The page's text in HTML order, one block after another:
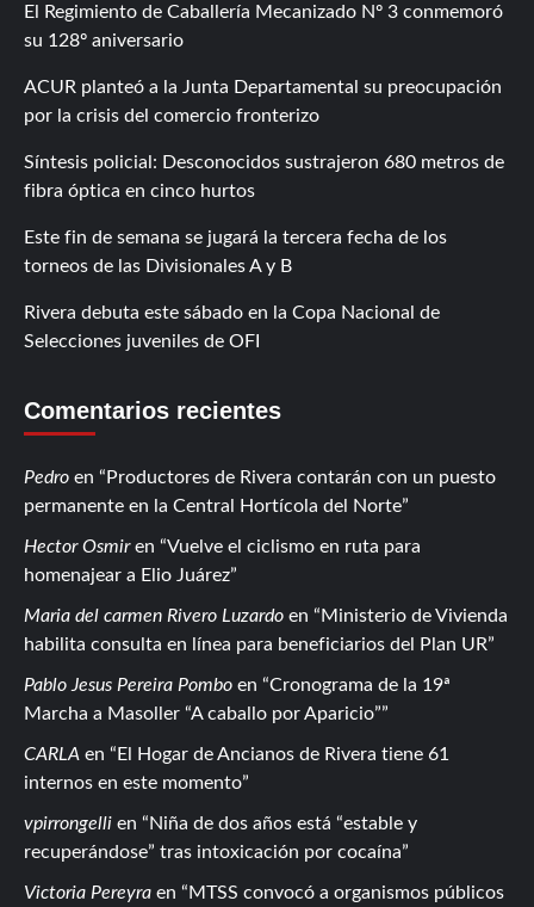
El Regimiento de Caballería Mecanizado Nº 3 conmemoró
su 128º aniversario
ACUR planteó a la Junta Departamental su preocupación
por la crisis del comercio fronterizo
Síntesis policial: Desconocidos sustrajeron 680 metros de
fibra óptica en cinco hurtos
Este fin de semana se jugará la tercera fecha de los
torneos de las Divisionales A y B
Rivera debuta este sábado en la Copa Nacional de
Selecciones juveniles de OFI
Comentarios recientes
Pedro en
Productores de Rivera contarán con un puesto
permanente en la Central Hortícola del Norte
Hector Osmiren
Vuelve el ciclismo en ruta para
homenajear a Elio Juárez
Maria del carmen Rivero Luzardo en
Ministerio de Vivienda
habilita consulta en línea para beneficiarios del Plan UR
Pablo Jesus Pereira Pombo en
Cronograma de la 19ª
Marcha a Masoller “A caballo por Aparicio”
CARLA en
El Hogar de Ancianos de Rivera tiene 61
internos en este momento
vpirrongelli en
Niña de dos años está “estable y
recuperándose” tras intoxicación por cocaína
Victoria Pereyra en MTSS convocó a organismos públicos